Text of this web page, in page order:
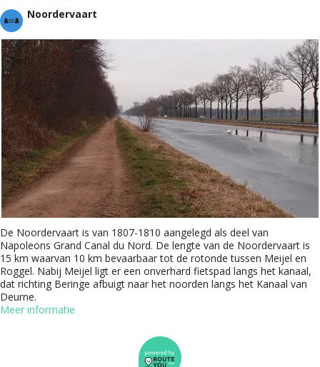
Noordervaart
De Noordervaart is van 1807-1810 aangelegd als deel van
Napoleons Grand Canal du Nord. De lengte van de Noordervaart is
15 km waarvan 10 km bevaarbaar tot de rotonde tussen Meijel en
Roggel. Nabij Meijel ligt er een onverhard fietspad langs het kanaal,
dat richting Beringe afbuigt naar het noorden langs het Kanaal van
Deurne.
Meer informatie